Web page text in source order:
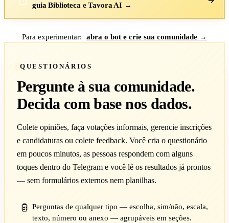
guia Biblioteca e Tavora AI →
Para experimentar: abra o bot e crie sua comunidade →
QUESTIONÁRIOS
Pergunte à sua comunidade.
Decida com base nos dados.
Colete opiniões, faça votações informais, gerencie inscrições
e candidaturas ou colete feedback. Você cria o questionário
em poucos minutos, as pessoas respondem com alguns
toques dentro do Telegram e você lê os resultados já prontos
— sem formulários externos nem planilhas.
Perguntas de qualquer tipo — escolha, sim/não, escala,
texto, número ou anexo — agrupáveis em seções.